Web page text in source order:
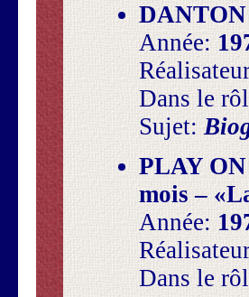
Année:
Dans le
Sujet:
PLAY
mois –
Année:
Dans le